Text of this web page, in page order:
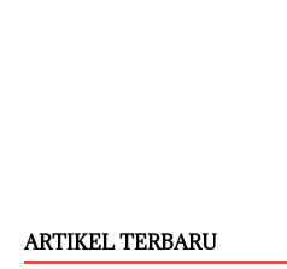
ARTIKEL TERBARU